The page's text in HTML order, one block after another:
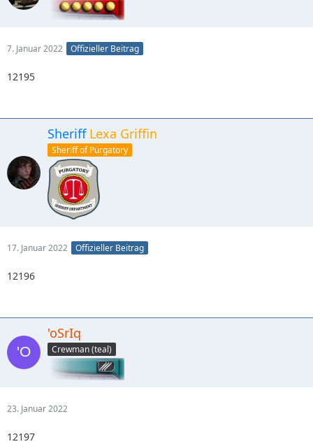
7. Januar 2022 Offizieller Beitrag
12195
Sheriff Lexa Griffin
Sheriff of Purgatory
17. Januar 2022 Offizieller Beitrag
12196
'oSrIq
Crewman (teal)
23. Januar 2022
12197